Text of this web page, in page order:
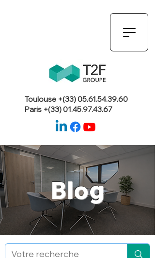
Toulouse +(33)05.61.54.39.60
Paris +(33)01.45.97.43.67
Blog